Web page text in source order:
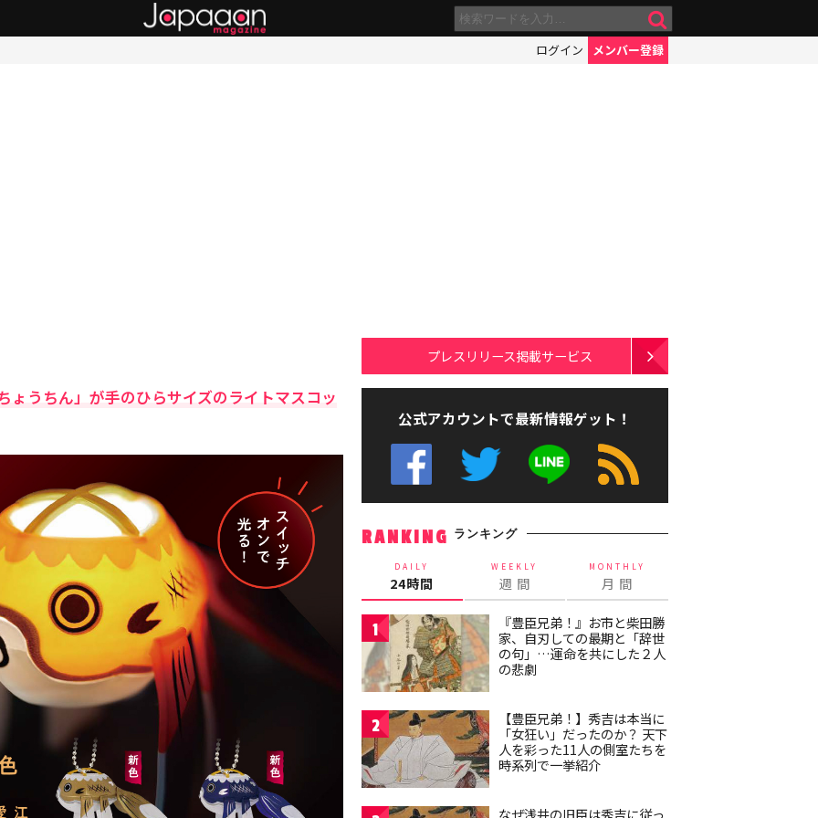
ログイン メンバー登録
ょうちん」が手のひらサイズのライトマスコッ
プレスリリース掲載サービス
公式アカウントで最新情報ゲット！
RANKING ランキング
DAILY
24時間
WEEKLY
週 間
MONTHLY
月 間
1
『豊臣兄弟！』お市と柴田勝
家、自刃しての最期と「辞世
の句」…運命を共にした２人
の悲劇
2
【豊臣兄弟！】秀吉は本当に
「女狂い」だったのか？ 天下
人を彩った11人の側室たちを
時系列で一挙紹介
なぜ浅井の旧臣は秀吉に従っ